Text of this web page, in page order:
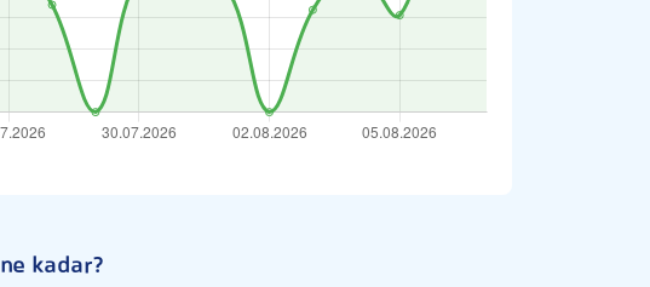
kadar?